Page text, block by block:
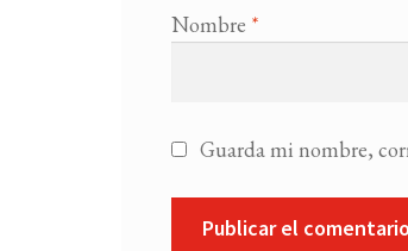
Nombre *
Guarda mi nombre,